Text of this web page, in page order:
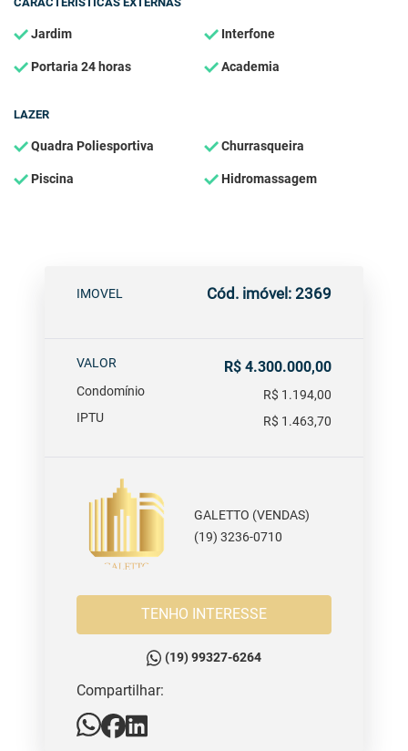
Jardim Interfone
Portaria 24 horas Academia
LAZER
Quadra Poliesportiva Churrasqueira
Piscina Hidromassagem
IMOVEL Cód. imóvel: 2369
VALOR R$ 4.300.000,00
Condomínio
R$ 1.194,00
IPTU
R$ 1.463,70
GALETTO (VENDAS)
(19) 3236-0710
TENHO INTERESSE
(19) 99327-6264
Compartilhar: